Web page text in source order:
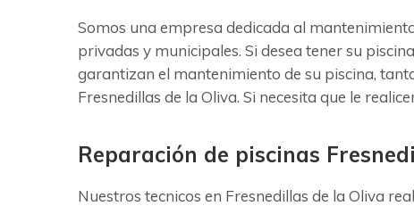
Somos una empresa dedicada al
privadas y municipales. Si desea tener su
garantizan el mantenimiento de su piscina,
Fresnedillas de la Oliva. Si necesita que le
Reparación de piscinas
Nuestros tecnicos en Fresnedillas de la Oliva